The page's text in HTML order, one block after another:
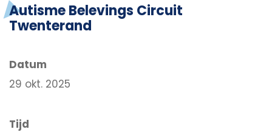
Autisme Belevings Circuit
Twenterand
Datum
29 okt. 2025
Tijd